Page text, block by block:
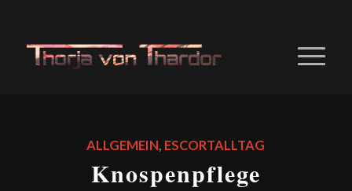
ALLGEMEIN, ESCORTALLTAG
Knospenpflege